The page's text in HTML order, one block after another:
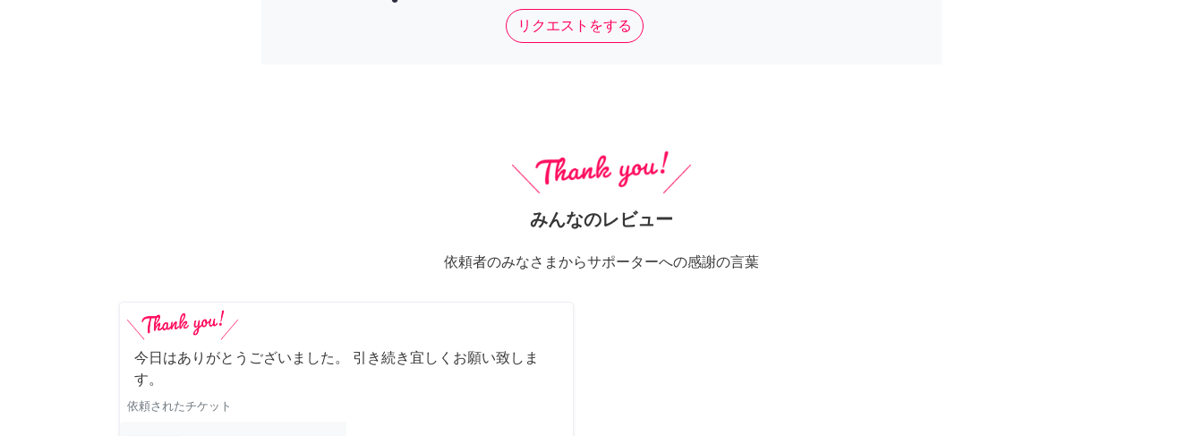
リクエストをする
みんなのレビュー
依頼者のみなさまからサポーターへの感謝の言葉
今日はありがとうございました。 引き続き宜しくお願い致しま
す。
依頼されたチケット